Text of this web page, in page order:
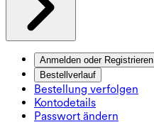
Anmelden oder Registrieren
Bestellverlauf
Bestellung verfolgen
Kontodetails
Passwort ändern